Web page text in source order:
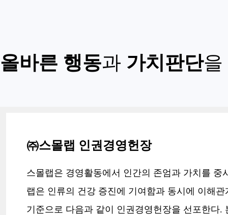
올바른 행동과 가치판단
㈜스몰랩 인권경영헌장
스몰랩은 경영활동에서 인간의 존엄과 가치를
랩은 인류의 건강 증진에 기여함과 동시에 이해
기준으로 다음과 같이 인권경영헌장을 선포한다